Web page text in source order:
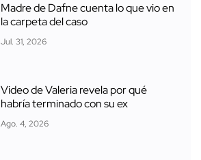
Madre de Dafne cuenta lo que vio en
la carpeta del caso
Jul. 31, 2026
Video de Valeria revela por qué
habría terminado con su ex
Ago. 4, 2026